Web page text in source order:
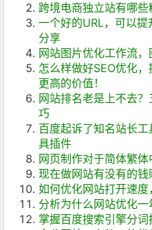
跨境电商独立站有哪些
一个好的URL，可以
分享
网站图片优化工作流
怎么样做好SEO优化
更高的价值！
网站排名老是上不去
巧
百度起诉了知名站长
具插件
网页制作对于简体繁体
现在做网站有没有的钱
如何优化网站打开速
分析为什么网站优化
掌握百度搜索引擎分